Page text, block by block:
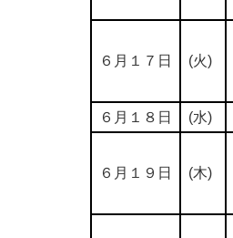
６月１７日 (火)
６月１８日
(水)
６月１９日 (木)